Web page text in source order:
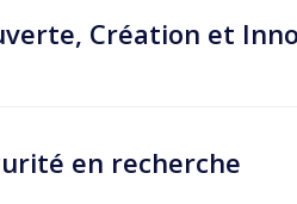
Création et
en recherche